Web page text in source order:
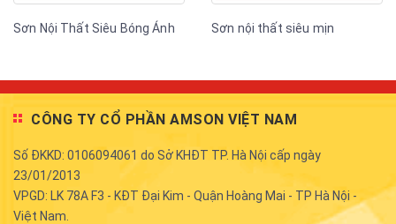
Sơn Nội Thất Siêu Bóng Ánh
Sơn nội thất siêu mịn
CÔNG TY CỔ PHẦN AMSON VIỆT NAM
Số ĐKKD: 0106094061 do Sở KHĐT TP. Hà Nội cấp ngày
23/01/2013
VPGD: LK 78A F3 - KĐT Đại Kim - Quận Hoàng Mai - TP Hà Nội -
Việt Nam.